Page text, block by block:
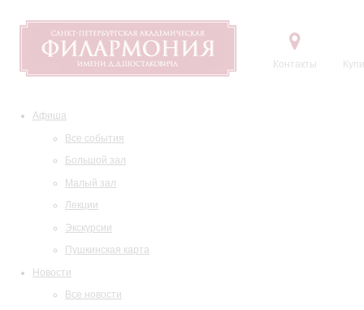
Контакты
Афиша
Все события
Большой зал
Малый зал
Лекции
Экскурсии
Пушкинская карта
Новости
Все новости